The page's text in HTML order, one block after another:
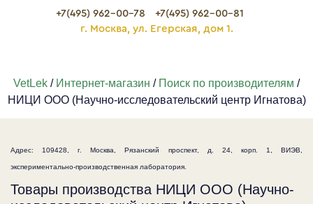
+7(495) 962-00-78
+7(495) 962-00-81
г. Москва, ул. Егерская, дом 1.
VetLek / Интернет-магазин / Поиск по производителям /
НИЦИ ООО (Научно-исследовательский центр Игнатова)
Адрес: 109428, г. Москва, Рязанский проспект, д. 24, корп. 1, ВИЭВ,
экспериментально-производственная лаборатория.
Товары производства НИЦИ ООО (Научно-